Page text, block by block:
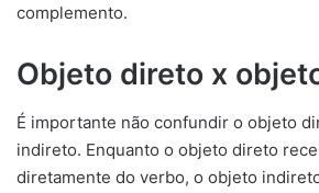
complemento.
Objeto direto x
É importante não confundir o objeto
indireto. Enquanto o objeto direto
diretamente do verbo, o objeto